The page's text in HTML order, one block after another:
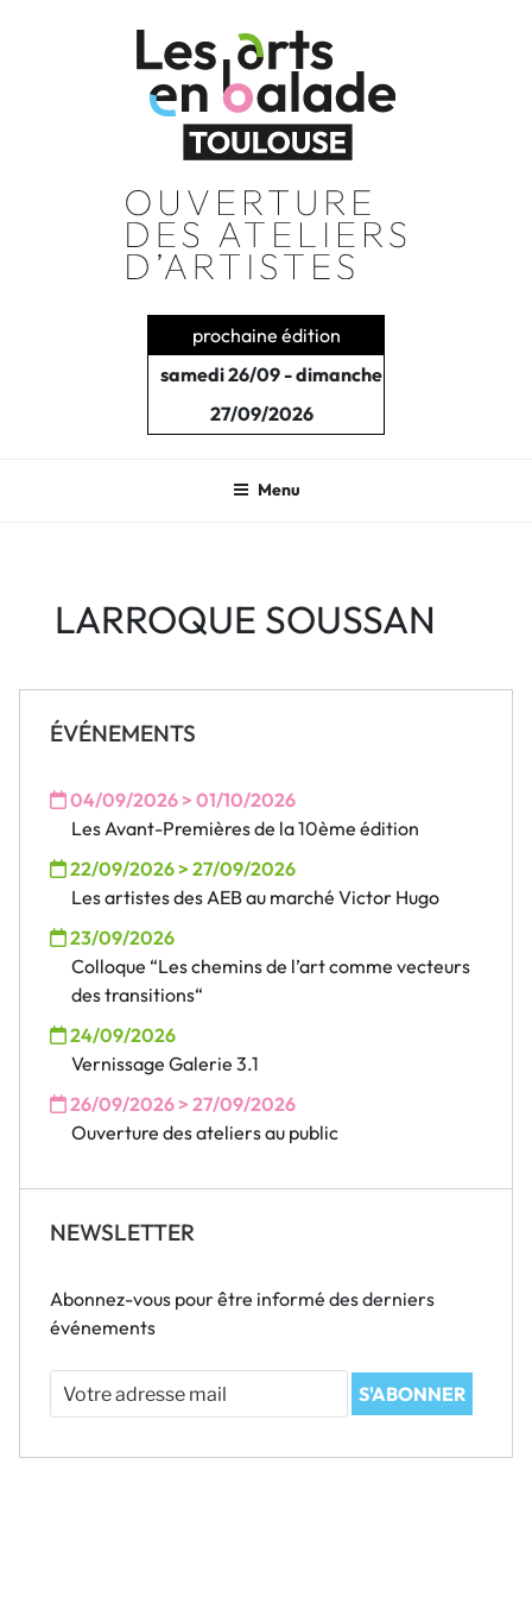
prochaine édition
samedi 26/09 - dimanche
27/09/2026
Menu
LARROQUE SOUSSAN
ÉVÉNEMENTS
04/09/2026 > 01/10/2026
Les Avant-Premières de la 10ème édition
22/09/2026 > 27/09/2026
Les artistes des AEB au marché Victor Hugo
23/09/2026
Colloque “Les chemins de l’art comme vecteurs
des transitions“
24/09/2026
Vernissage Galerie 3.1
26/09/2026 > 27/09/2026
Ouverture des ateliers au public
NEWSLETTER
Abonnez-vous pour être informé des derniers
événements
Votre
adresse
S'ABONNER